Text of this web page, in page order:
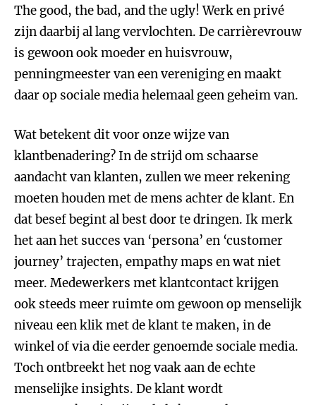
The good, the bad, and the ugly! Werk en privé
zijn daarbij al lang vervlochten. De carrièrevrouw
is gewoon ook moeder en huisvrouw,
penningmeester van een vereniging en maakt
daar op sociale media helemaal geen geheim van.
Wat betekent dit voor onze wijze van
klantbenadering? In de strijd om schaarse
aandacht van klanten, zullen we meer rekening
moeten houden met de mens achter de klant. En
dat besef begint al best door te dringen. Ik merk
het aan het succes van ‘persona’ en ‘customer
journey’ trajecten, empathy maps en wat niet
meer. Medewerkers met klantcontact krijgen
ook steeds meer ruimte om gewoon op menselijk
niveau een klik met de klant te maken, in de
winkel of via die eerder genoemde sociale media.
Toch ontbreekt het nog vaak aan de echte
menselijke insights. De klant wordt